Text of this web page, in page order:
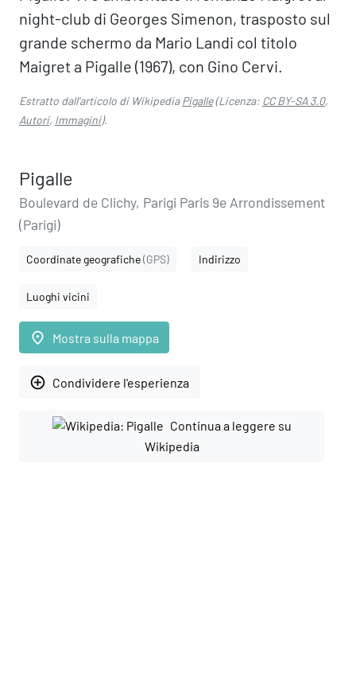
night-club di Georges Simenon, trasposto sul
grande schermo da Mario Landi col titolo
Maigret a Pigalle (1967), con Gino Cervi.
Estratto dall'articolo di WikipediaPigalle(Licenza: CC BY-SA 3.0,
Autori, Immagini).
Pigalle
Boulevard de Clichy, Parigi Paris 9e Arrondissement
(Parigi)
Coordinate geografiche(GPS) Indirizzo
Luoghi vicini
place Mostra sulla mappa
add_circle_outline Condividere l'esperienza
Continua a leggere su
Wikipedia